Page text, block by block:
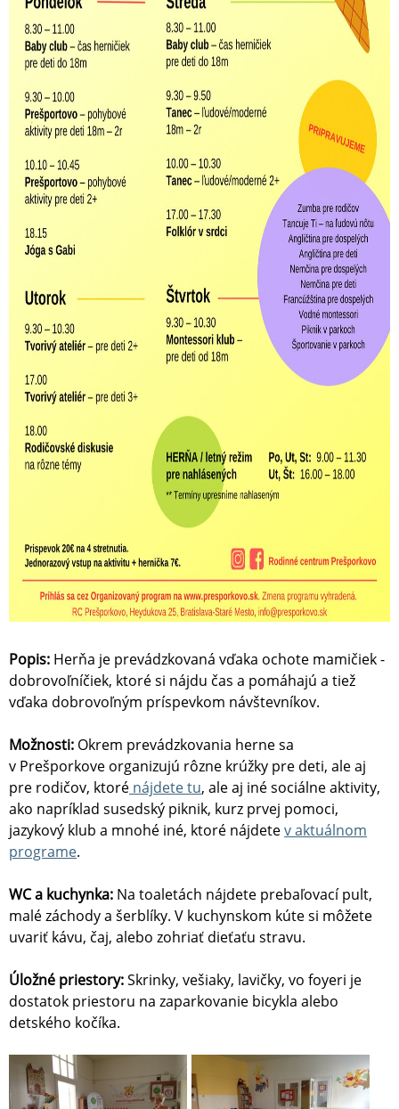
Popis: Herňa je prevádzkovaná vďaka ochote mamičiek -
dobrovoľníčiek, ktoré si nájdu čas a pomáhajú a tiež
vďaka dobrovoľným príspevkom návštevníkov.
Možnosti: Okrem prevádzkovania herne sa
v Prešporkove organizujú rôzne krúžky pre deti, ale aj
pre rodičov, ktoré nájdete tu, ale aj iné sociálne aktivity,
ako napríklad susedský piknik, kurz prvej pomoci,
jazykový klub a mnohé iné, ktoré nájdetev aktuálnom
programe.
WC a kuchynka: Na toaletách nájdete prebaľovací pult,
malé záchody a šerblíky. V kuchynskom kúte si môžete
uvariť kávu, čaj, alebo zohriať dieťaťu stravu.
Úložné priestory:Skrinky, vešiaky, lavičky, vo foyeri je
dostatok priestoru na zaparkovanie bicykla alebo
detského kočíka.